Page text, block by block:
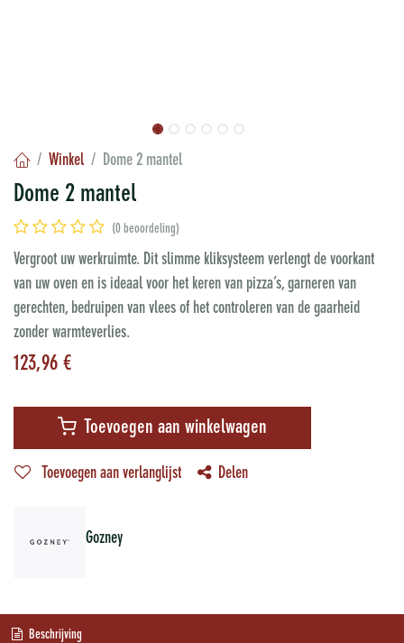
Winkel Dome 2 mantel
Dome 2 mantel
(0 beoordeling)
Vergroot uw werkruimte. Dit slimme kliksysteem verlengt de voorkant
van uw oven en is ideaal voor het keren van pizza’s, garneren van
gerechten, bedruipen van vlees of het controleren van de gaarheid
zonder warmteverlies.
123,96 €
Toevoegen aan winkelwagen
Toevoegen aan verlanglijst Delen
Gozney
Beschrijving